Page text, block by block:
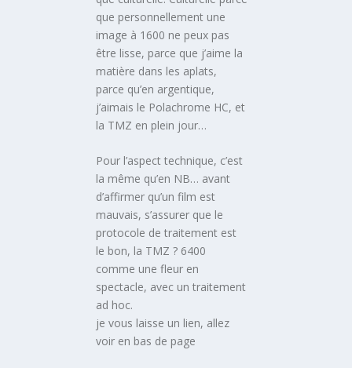
que personnellement une
image à 1600 ne peux pas
être lisse, parce que j’aime la
matière dans les aplats,
parce qu’en argentique,
j’aimais le Polachrome HC, et
la TMZ en plein jour…
Pour l’aspect technique, c’est
la même qu’en NB… avant
d’affirmer qu’un film est
mauvais, s’assurer que le
protocole de traitement est
le bon, la TMZ ? 6400
comme une fleur en
spectacle, avec un traitement
ad hoc.
je vous laisse un lien, allez
voir en bas de page